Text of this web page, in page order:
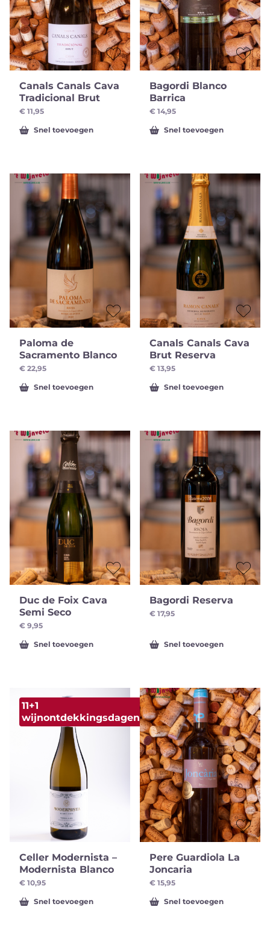
Canals Canals Cava
Tradicional Brut
€ 11,95
Snel toevoegen
Bagordi Blanco
Barrica
€ 14,95
Snel toevoegen
Paloma de
Sacramento Blanco
€ 22,95
Snel toevoegen
Canals Canals Cava
Brut Reserva
€ 13,95
Snel toevoegen
Duc de Foix Cava
Semi Seco
€ 9,95
Snel toevoegen
Bagordi Reserva
€ 17,95
Snel toevoegen
11+1
wijnontdekkingsdagen
Celler Modernista –
Modernista Blanco
€ 10,95
Snel toevoegen
Pere Guardiola La
Joncaria
€ 15,95
Snel toevoegen